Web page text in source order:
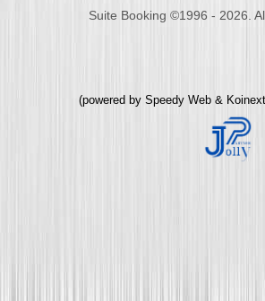
Suite Booking ©1996 - 2026.
(powered by Speedy Web &